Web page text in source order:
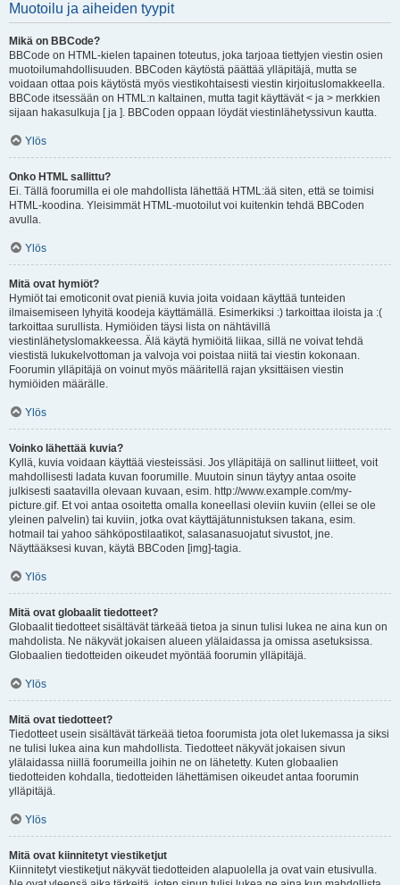
Muotoilu ja aiheiden tyypit
Mikä on BBCode?
BBCode on HTML-kielen tapainen toteutus, joka tarjoaa tiettyjen viestin osien
muotoilumahdollisuuden. BBCoden käytöstä päättää ylläpitäjä, mutta se
voidaan ottaa pois käytöstä myös viestikohtaisesti viestin kirjoituslomakkeella.
BBCode itsessään on HTML:n kaltainen, mutta tagit käyttävät < ja > merkkien
sijaan hakasulkuja [ ja ]. BBCoden oppaan löydät viestinlähetyssivun kautta.
Ylös
Onko HTML sallittu?
Ei. Tällä foorumilla ei ole mahdollista lähettää HTML:ää siten, että se toimisi
HTML-koodina. Yleisimmät HTML-muotoilut voi kuitenkin tehdä BBCoden
avulla.
Ylös
Mitä ovat hymiöt?
Hymiöt tai emoticonit ovat pieniä kuvia joita voidaan käyttää tunteiden
ilmaisemiseen lyhyitä koodeja käyttämällä. Esimerkiksi :) tarkoittaa iloista ja :(
tarkoittaa surullista. Hymiöiden täysi lista on nähtävillä
viestinlähetyslomakkeessa. Älä käytä hymiöitä liikaa, sillä ne voivat tehdä
viestistä lukukelvottoman ja valvoja voi poistaa niitä tai viestin kokonaan.
Foorumin ylläpitäjä on voinut myös määritellä rajan yksittäisen viestin
hymiöiden määrälle.
Ylös
Voinko lähettää kuvia?
Kyllä, kuvia voidaan käyttää viesteissäsi. Jos ylläpitäjä on sallinut liitteet, voit
mahdollisesti ladata kuvan foorumille. Muutoin sinun täytyy antaa osoite
julkisesti saatavilla olevaan kuvaan, esim. http://www.example.com/my-
picture.gif. Et voi antaa osoitetta omalla koneellasi oleviin kuviin (ellei se ole
yleinen palvelin) tai kuviin, jotka ovat käyttäjätunnistuksen takana, esim.
hotmail tai yahoo sähköpostilaatikot, salasanasuojatut sivustot, jne.
Näyttääksesi kuvan, käytä BBCoden [img]-tagia.
Ylös
Mitä ovat globaalit tiedotteet?
Globaalit tiedotteet sisältävät tärkeää tietoa ja sinun tulisi lukea ne aina kun on
mahdolista. Ne näkyvät jokaisen alueen ylälaidassa ja omissa asetuksissa.
Globaalien tiedotteiden oikeudet myöntää foorumin ylläpitäjä.
Ylös
Mitä ovat tiedotteet?
Tiedotteet usein sisältävät tärkeää tietoa foorumista jota olet lukemassa ja siksi
ne tulisi lukea aina kun mahdollista. Tiedotteet näkyvät jokaisen sivun
ylälaidassa niillä foorumeilla joihin ne on lähetetty. Kuten globaalien
tiedotteiden kohdalla, tiedotteiden lähettämisen oikeudet antaa foorumin
ylläpitäjä.
Ylös
Mitä ovat kiinnitetyt viestiketjut
Kiinnitetyt viestiketjut näkyvät tiedotteiden alapuolella ja ovat vain etusivulla.